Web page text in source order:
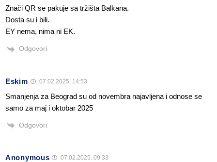
Znači QR se pakuje sa tržišta Balkana.
Dosta su i bili.
EY nema, nima ni EK.
Odgovori
Eskim 07.02.2025. 14:53
Smanjenja za Beograd su od novembra najavljena i odnose se
samo za maj i oktobar 2025
Odgovori
Anonymous 07.02.2025. 09:33